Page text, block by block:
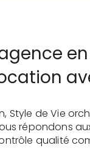
Style de Vie
répondons
qualité